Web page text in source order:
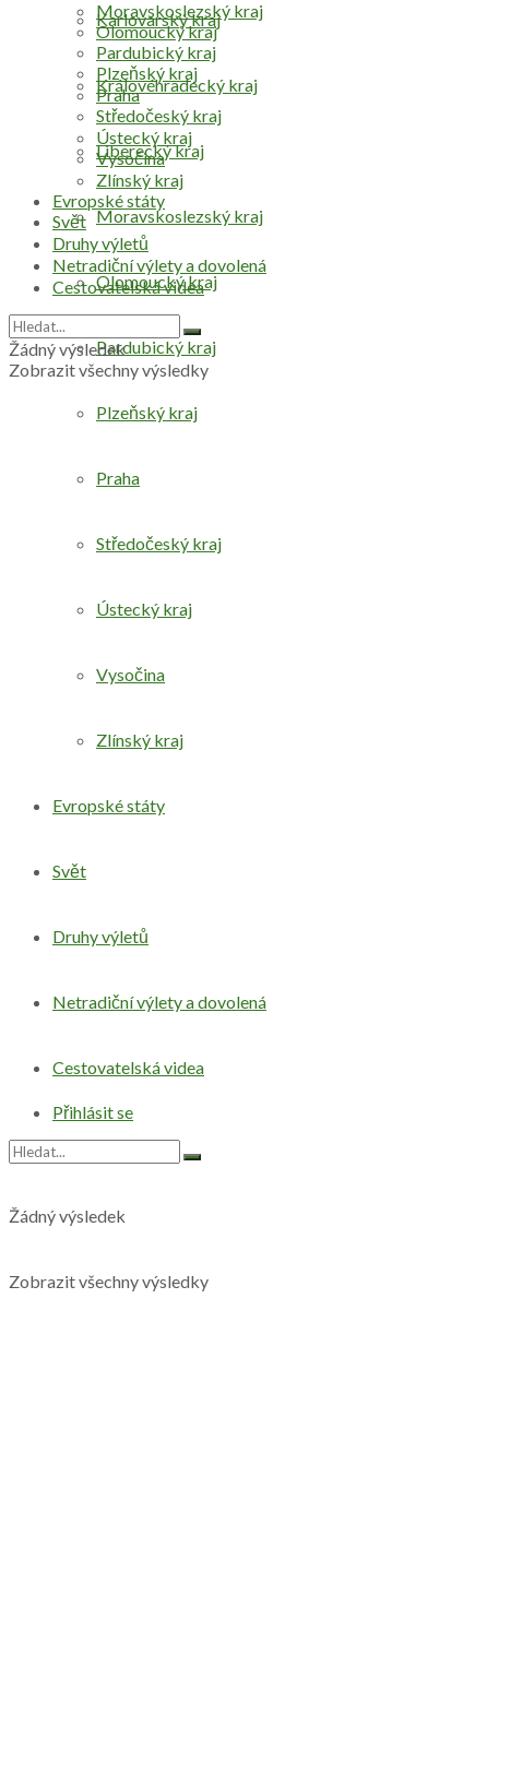
Přihlásit se
Karlovarský kraj
Královéhradecký kraj
Liberecký kraj
Moravskoslezský kraj
Olomoucký kraj
Pardubický kraj
Plzeňský kraj
Praha
Středočeský kraj
Ústecký kraj
Vysočina
Zlínský kraj
Evropské státy
Svět
Druhy výletů
Netradiční výlety a dovolená
Cestovatelská videa
Žádný výsledek
Zobrazit všechny výsledky
Moravskoslezský kraj
Olomoucký kraj
Pardubický kraj
Plzeňský kraj
Praha
Středočeský kraj
Ústecký kraj
Vysočina
Zlínský kraj
Evropské státy
Svět
Druhy výletů
Netradiční výlety a dovolená
Cestovatelská videa
Žádný výsledek
Zobrazit všechny výsledky